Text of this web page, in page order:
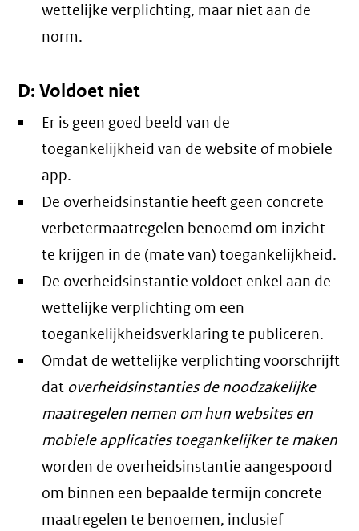
wettelijke verplichting, maar niet aan de
norm.
D: Voldoet niet
Er is geen goed beeld van de
toegankelijkheid van de website of mobiele
app.
De overheidsinstantie heeft geen concrete
verbetermaatregelen benoemd om inzicht
te krijgen in de (mate van) toegankelijkheid.
De overheidsinstantie voldoet enkel aan de
wettelijke verplichting om een
toegankelijkheidsverklaring te publiceren.
Omdat de wettelijke verplichting voorschrijft
dat overheidsinstanties de noodzakelijke
maatregelen nemen om hun websites en
mobiele applicaties toegankelijker te maken
worden de overheidsinstantie aangespoord
om binnen een bepaalde termijn concrete
maatregelen te benoemen, inclusief